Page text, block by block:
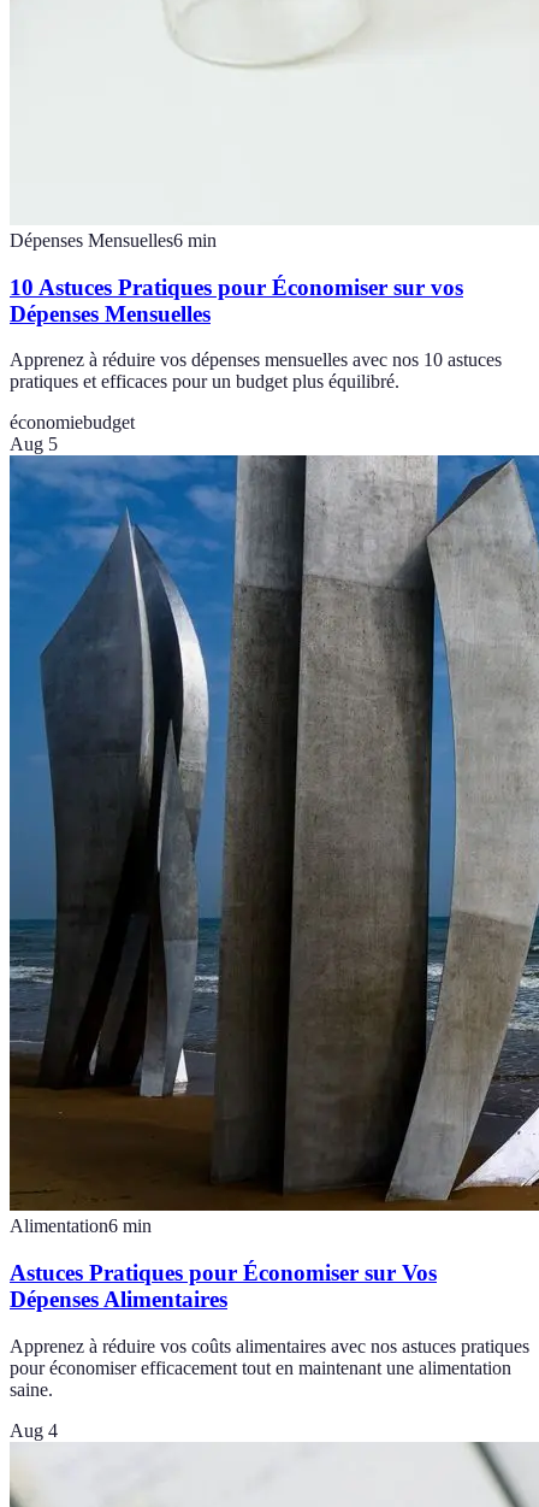
Dépenses Mensuelles6 min
10 Astuces Pratiques pour Économiser sur vos
Dépenses Mensuelles
Apprenez à réduire vos dépenses mensuelles avec nos 10 astuces
pratiques et efficaces pour un budget plus équilibré.
économiebudget
Aug 5
Alimentation6 min
Astuces Pratiques pour Économiser sur Vos
Dépenses Alimentaires
Apprenez à réduire vos coûts alimentaires avec nos astuces pratiques
pour économiser efficacement tout en maintenant une alimentation
saine.
Aug 4